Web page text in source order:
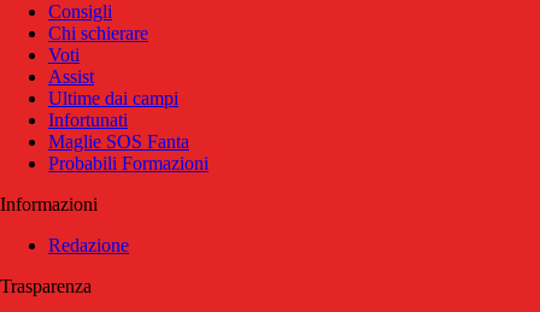
Consigli
Chi schierare
Voti
Assist
Ultime dai campi
Infortunati
Maglie SOS Fanta
Probabili Formazioni
Informazioni
Redazione
Trasparenza